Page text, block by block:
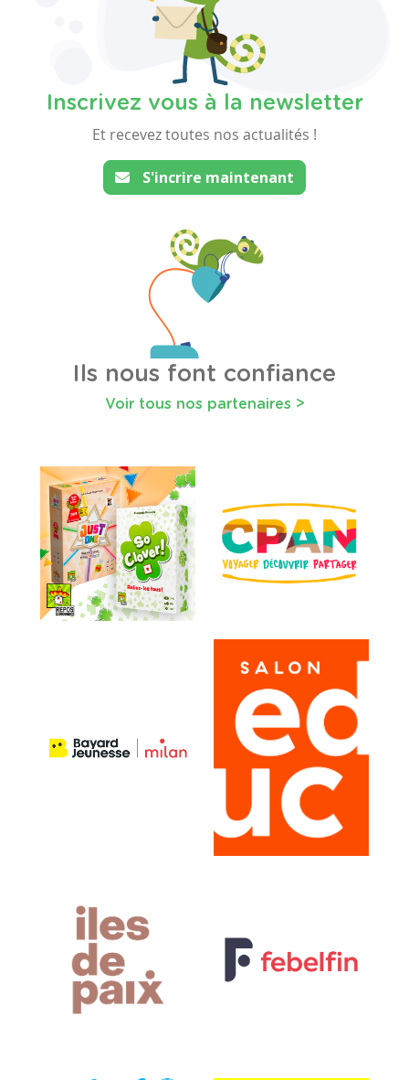
Inscrivez vous à la newsletter
Et recevez toutes nos actualités !
S'incrire maintenant
Ils nous font confiance
Voir tous nos partenaires >